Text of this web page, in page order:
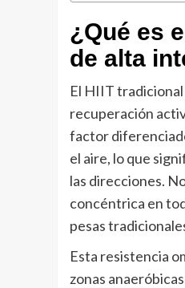
¿Qué es
de alta
El HIIT tradicional
recuperación
factor
el aire, lo que
las direcciones.
concéntrica en
pesas
Esta resistencia
zonas